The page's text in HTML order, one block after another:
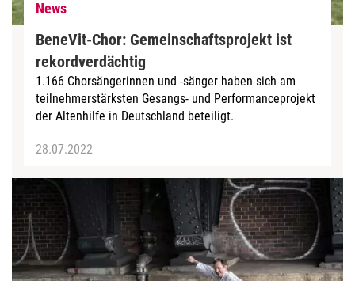
News
BeneVit-Chor: Gemeinschaftsprojekt ist
rekordverdächtig
1.166 Chorsängerinnen und -sänger haben sich am
teilnehmerstärksten Gesangs- und Performanceprojekt
der Altenhilfe in Deutschland beteiligt.
28.07.2022